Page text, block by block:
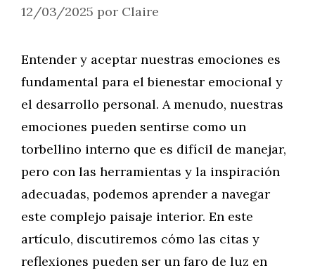
12/03/2025 por Claire
Entender y aceptar nuestras emociones es
fundamental para el bienestar emocional y
el desarrollo personal. A menudo, nuestras
emociones pueden sentirse como un
torbellino interno que es difícil de manejar,
pero con las herramientas y la inspiración
adecuadas, podemos aprender a navegar
este complejo paisaje interior. En este
artículo, discutiremos cómo las citas y
reflexiones pueden ser un faro de luz en